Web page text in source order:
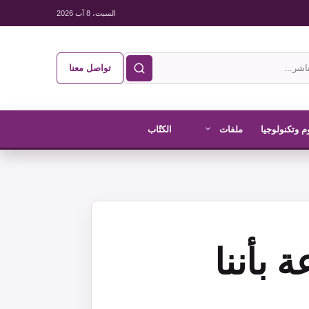
السبت، 8 آب 2026
تواصل معنا
وتكنولوجيا ملفات الكتّاب
بأننا